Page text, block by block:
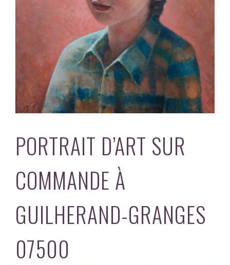
PORTRAIT D’ART SUR
COMMANDE À
GUILHERAND-GRANGES
07500